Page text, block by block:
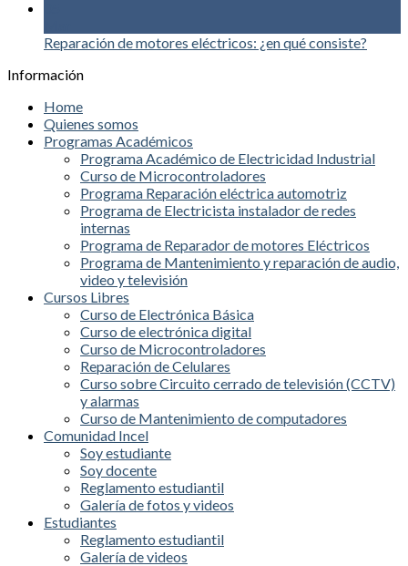
Reparación de motores eléctricos: ¿en qué consiste?
Información
Home
Quienes somos
Programas Académicos
Programa Académico de Electricidad Industrial
Curso de Microcontroladores
Programa Reparación eléctrica automotriz
Programa de Electricista instalador de redes
internas
Programa de Reparador de motores Eléctricos
Programa de Mantenimiento y reparación de audio,
video y televisión
Cursos Libres
Curso de Electrónica Básica
Curso de electrónica digital
Curso de Microcontroladores
Reparación de Celulares
Curso sobre Circuito cerrado de televisión (CCTV)
y alarmas
Curso de Mantenimiento de computadores
Comunidad Incel
Soy estudiante
Soy docente
Reglamento estudiantil
Galería de fotos y videos
Estudiantes
Reglamento estudiantil
Galería de videos